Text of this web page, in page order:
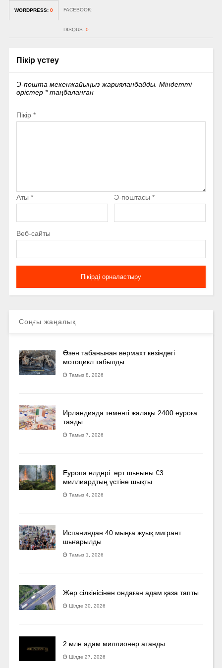
WORDPRESS: 0 FACEBOOK:
DISQUS: 0
Пікір үстеу
Э-пошта мекенжайыңыз жарияланбайды. Міндетті
өрістер *таңбаланған
Пікір *
Аты * Э-поштасы *
Веб-сайты
Соңғы жаңалық
Өзен табанынан вермахт кезіндегі
мотоцикл табылды
Тамыз 8, 2026
Ирландияда төменгі жалақы 2400 еуроға
таяды
Тамыз 7, 2026
Еуропа елдері: өрт шығыны €3
миллиардтың үстіне шықты
Тамыз 4, 2026
Испаниядан 40 мыңға жуық мигрант
шығарылды
Тамыз 1, 2026
Жер сілкінісінен ондаған адам қаза тапты
Шілде 30, 2026
2 млн адам миллионер атанды
Шілде 27, 2026